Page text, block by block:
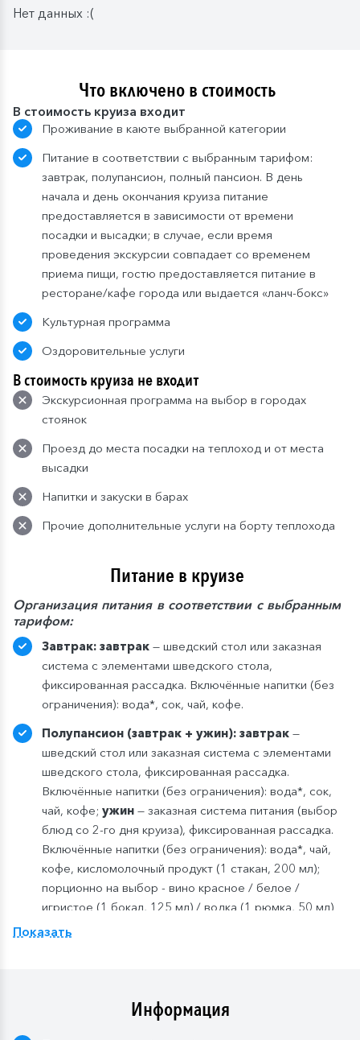
Нет данных :(
Что включено в стоимость
В стоимость круиза входит
Проживание в каюте выбранной категории
Питание в соответствии с выбранным тарифом:
завтрак, полупансион, полный пансион. В день
начала и день окончания круиза питание
предоставляется в зависимости от времени
посадки и высадки; в случае, если время
проведения экскурсии совпадает со временем
приема пищи, гостю предоставляется питание в
ресторане/кафе города или выдается «ланч-бокс»
Культурная программа
Оздоровительные услуги
В стоимость круиза не входит
Экскурсионная программа на выбор в городах
стоянок
Проезд до места посадки на теплоход и от места
высадки
Напитки и закуски в барах
Прочие дополнительные услуги на борту теплохода
Питание в круизе
Организация питания в соответствии с выбранным
тарифом:
Завтрак: завтрак — шведский стол или заказная
система с элементами шведского стола,
фиксированная рассадка. Включённые напитки (без
ограничения): вода*, сок, чай, кофе.
Полупансион (завтрак + ужин): завтрак —
шведский стол или заказная система с элементами
шведского стола, фиксированная рассадка.
Включённые напитки (без ограничения): вода*, сок,
чай, кофе; ужин — заказная система питания (выбор
блюд со 2-го дня круиза), фиксированная рассадка.
Включённые напитки (без ограничения): вода*, чай,
кофе, кисломолочный продукт (1 стакан, 200 мл);
порционно на выбор - вино красное / белое /
игристое (1 бокал, 125 мл) / водка (1 рюмка, 50 мл)
/ пиво (1 бокал, 300 мл) / домашний морс (1 бокал,
Показать
Информация